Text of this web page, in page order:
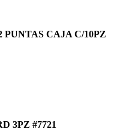
CAJA C/10PZ
3PZ #7721